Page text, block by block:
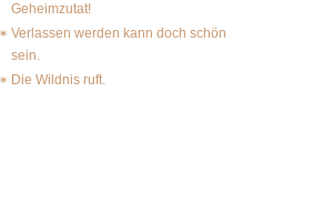
Geheimzutat!
Verlassen werden kann doch schön
sein.
Die Wildnis ruft.